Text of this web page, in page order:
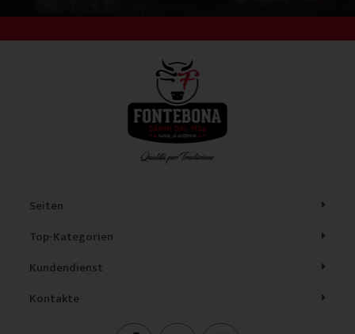
Seiten
Top-Kategorien
Kundendienst
Kontakte